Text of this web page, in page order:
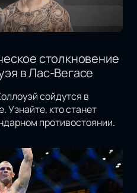
столкновение
в Лас-Вегасе
сойдутся в
кто станет
противостоянии.